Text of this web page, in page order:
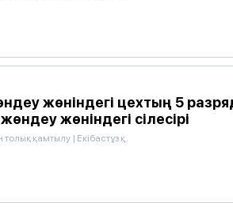
жөніндегі цехтың 5
жөніндегі сілесірі
толық қамтылу | Екібастұз қ.